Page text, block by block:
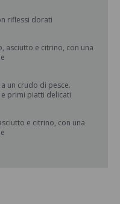
riflessi dorati
asciutto e citrino, con una
un crudo di pesce.
primi piatti delicati
e citrino, con una